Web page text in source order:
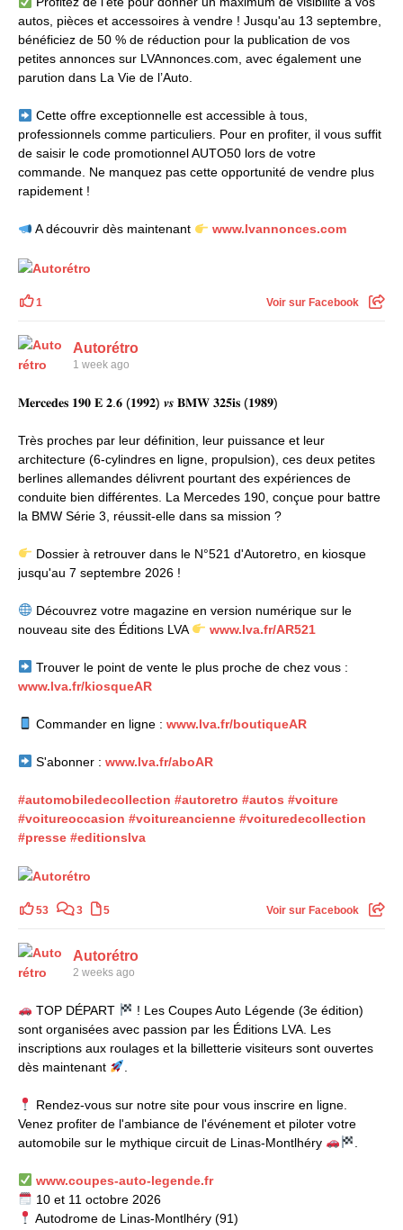
autos, pièces et accessoires à vendre ! Jusqu'au 13 septembre,
bénéficiez de 50 % de réduction pour la publication de vos
petites annonces sur LVAnnonces.com, avec également une
parution dans La Vie de l’Auto.
Cette offre exceptionnelle est accessible à tous,
professionnels comme particuliers. Pour en profiter, il vous suffit
de saisir le code promotionnel AUTO50 lors de votre
commande. Ne manquez pas cette opportunité de vendre plus
rapidement !
A découvrir dès maintenant www.lvannonces.com
1 Voir sur Facebook
Autorétro
1 week ago
𝐌𝐞𝐫𝐜𝐞𝐝𝐞𝐬 𝟏𝟗𝟎 𝐄 𝟐.𝟔 (𝟏𝟗𝟗𝟐) 𝒗𝒔 𝐁𝐌𝐖 𝟑𝟐𝟓𝐢𝐬 (𝟏𝟗𝟖𝟗)
Très proches par leur définition, leur puissance et leur
architecture (6-cylindres en ligne, propulsion), ces deux petites
berlines allemandes délivrent pourtant des expériences de
conduite bien différentes. La Mercedes 190, conçue pour battre
la BMW Série 3, réussit-elle dans sa mission ?
Dossier à retrouver dans le N°521 d'Autoretro, en kiosque
jusqu'au 7 septembre 2026 !
Découvrez votre magazine en version numérique sur le
nouveau site des Éditions LVA
www.lva.fr/AR521
Trouver le point de vente le plus proche de chez vous :
www.lva.fr/kiosqueAR
Commander en ligne : www.lva.fr/boutiqueAR
S'abonner : www.lva.fr/aboAR
#automobiledecollection #autoretro #autos #voiture
#voitureoccasion #voitureancienne #voituredecollection
#presse #editionslva
53 3 5 Voir sur Facebook
Autorétro
2 weeks ago
TOP DÉPART
! Les Coupes Auto Légende (3e édition)
sont organisées avec passion par les Éditions LVA. Les
inscriptions aux roulages et la billetterie visiteurs sont ouvertes
dès maintenant
Rendez-vous sur notre site pour vous inscrire en ligne.
Venez profiter de l'ambiance de l'événement et piloter votre
automobile sur le mythique circuit de Linas-Montlhéry
www.coupes-auto-legende.fr
10 et 11 octobre 2026
Autodrome de Linas-Montlhéry (91)